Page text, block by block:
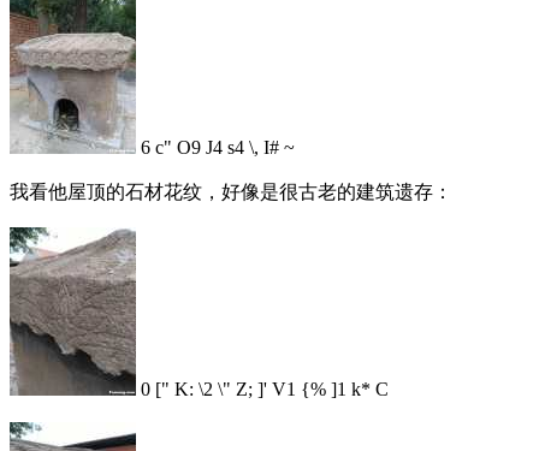
6 c" O9 J4 s4 \, I# ~
我看他屋顶的石材花纹，好像是很古老的建筑遗存：
0 [" K: \2 \" Z; ]' V1 {% ]1 k* C